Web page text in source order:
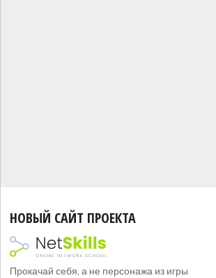
НОВЫЙ САЙТ ПРОЕКТА
Прокачай себя, а не персонажа из игры